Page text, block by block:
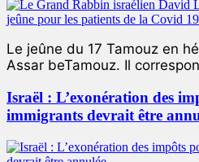
Le jeûne du 17 Tamouz en
Assar beTamouz. Il
Israël : L’exonération des
immigrants devrait être